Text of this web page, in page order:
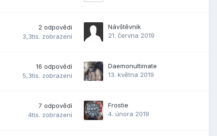
2 odpovědi
3,3tis. zobrazení
Návštěvník
21. června 2019
16 odpovědí
5,3tis. zobrazení
Daemonultimate
13. května 2019
7 odpovědí
4tis. zobrazení
Frostie
4. února 2019